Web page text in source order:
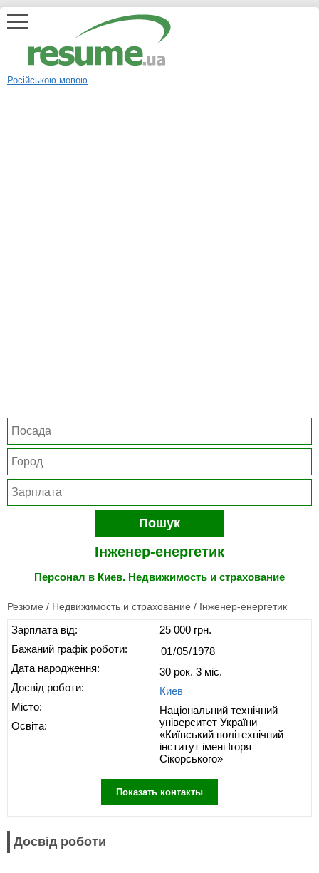
Російською мовою
Пошук
Інженер-енергетик
Персонал в Киев. Недвижимость и страхование
Резюме / Недвижимость и страхование / Інженер-енергетик
Зарплата від:
Бажаний графік роботи:
Дата народження:
Досвід роботи:
Місто:
Освіта:
25 000 грн.
30 рок. 3 міс.
Киев
Національний технічний
університет України
«Київський політехнічний
інститут імені Ігоря
Сікорського»
Показать контакты
Досвід роботи